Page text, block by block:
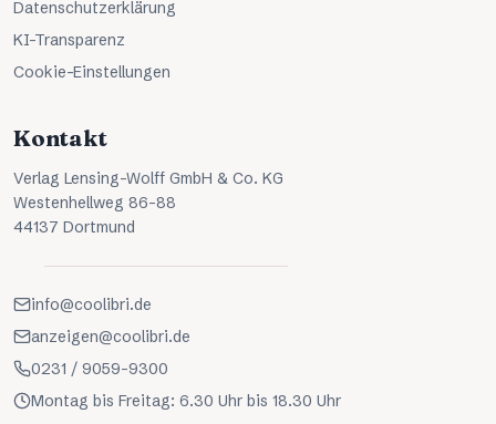
Datenschutzerklärung
KI-Transparenz
Cookie-Einstellungen
Kontakt
Verlag Lensing-Wolff GmbH & Co. KG
Westenhellweg 86-88
44137 Dortmund
info@coolibri.de
anzeigen@coolibri.de
0231 / 9059-9300
Montag bis Freitag: 6.30 Uhr bis 18.30 Uhr